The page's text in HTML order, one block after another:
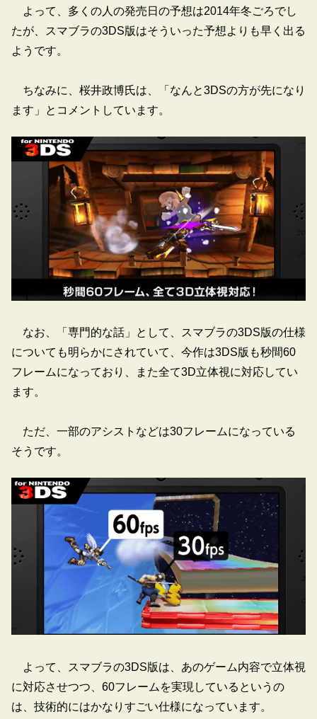
よって、多くの人の発売日の予想は2014年冬ごろでし
たが、スマブラの3DS版はそういった予想よりも早く出る
ようです。
ちなみに、桜井政博氏は、「なんと3DSの方が先になり
ます」とコメントしています。
なお、「専門的な話」として、スマブラの3DS版の仕様
についても明らかにされていて、今作は3DS版も秒間60
フレームになっており、また全て3D立体視に対応してい
ます。
ただ、一部のアシストなどは30フレームになっている
そうです。
よって、スマブラの3DS版は、あのゲーム内容で立体視
に対応させつつ、60フレームを実現しているというの
は、技術的にはかなりすごい仕様になっています。